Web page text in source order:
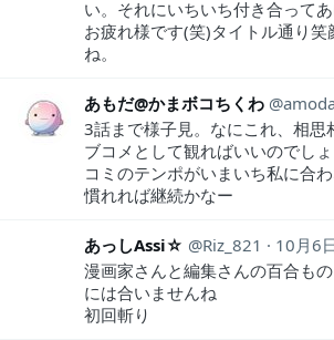
い。それにいちいち付き合って
お疲れ様です(笑)タイトル通り笑
ね。
あもだ@かまボコちくわ
3話まで様子見。なにこれ、相思
ブコメとして観ればいいのでし
コミのテンポがいまいち私に合
慣れれば継続かなー
あっしAssi☆ Riz_821
10月6
漫画家さんと編集さんの百合も
には合いませんね
初回斬り